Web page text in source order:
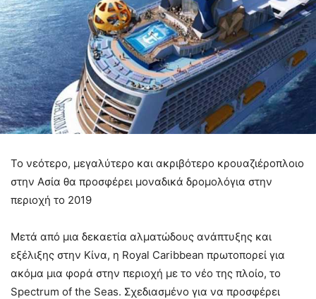
Το νεότερο, μεγαλύτερο και ακριβότερο κρουαζιέροπλοιο
στην Ασία θα προσφέρει μοναδικά δρομολόγια στην
περιοχή το 2019
Μετά από μια δεκαετία αλματώδους ανάπτυξης και
εξέλιξης στην Κίνα, η Royal Caribbean πρωτοπορεί για
ακόμα μια φορά στην περιοχή με το νέο της πλοίο, το
Spectrum of the Seas. Σχεδιασμένο για να προσφέρει